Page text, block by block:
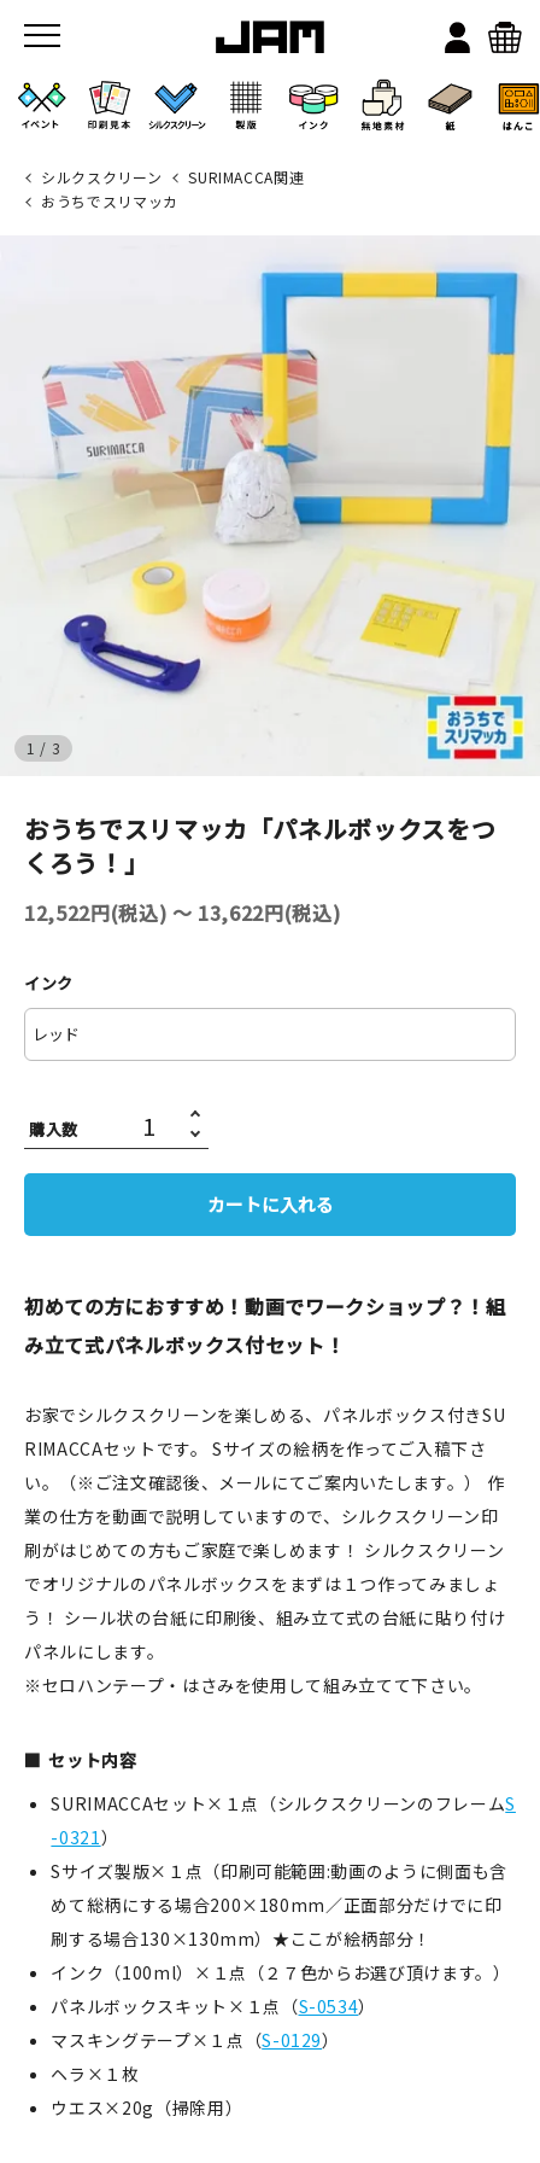
お店/ワークスペース
印刷見本
無地素材
紙
はんこ
本
文房具
おすすめ特集
読みもの
イベント・ワークショップ
ギャラリー
おしらせ
マイアカウント
カートを見る
お買い物ガイド
よくある質問
お問い合わせ
シルクスクリーン
SURIMACCA関連
おうちでスリマッカ
1 / 3
おうちでスリマッカ「パネルボックスをつ
くろう！」
12,522円(税込) 〜 13,622円(税込)
インク
購入数
カートに入れる
初めての方におすすめ！動画でワークショップ？！組
み立て式パネルボックス付セット！
お家でシルクスクリーンを楽しめる、パネルボックス付きSU
RIMACCAセットです。 Sサイズの絵柄を作ってご入稿下さ
い。（※ご注文確認後、メールにてご案内いたします。） 作
業の仕方を動画で説明していますので、シルクスクリーン印
刷がはじめての方もご家庭で楽しめます！ シルクスクリーン
でオリジナルのパネルボックスをまずは１つ作ってみましょ
う！ シール状の台紙に印刷後、組み立て式の台紙に貼り付け
パネルにします。
※セロハンテープ・はさみを使用して組み立てて下さい。
セット内容
SURIMACCAセット×１点（シルクスクリーンのフレームS
-0321）
Sサイズ製版×１点（印刷可能範囲:動画のように側面も含
めて総柄にする場合200×180mm／正面部分だけでに印
刷する場合130×130mm）★ここが絵柄部分！
インク（100ml）×１点（２７色からお選び頂けます。）
パネルボックスキット×１点（S-0534）
マスキングテープ×１点（S-0129）
ヘラ×１枚
ウエス×20g（掃除用）